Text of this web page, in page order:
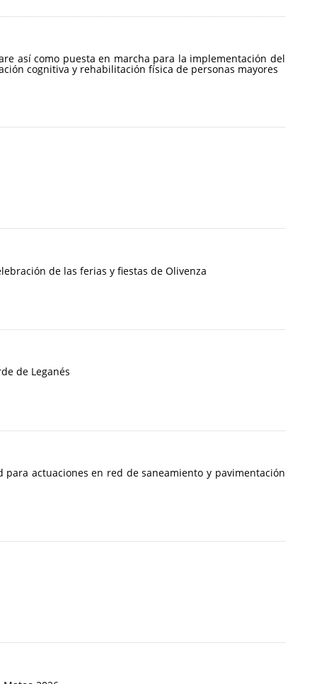
así como puesta en marcha para la implementación del
cognitiva y rehabilitación física de personas mayores
de las ferias y fiestas de Olivenza
de Leganés
actuaciones en red de saneamiento y pavimentación